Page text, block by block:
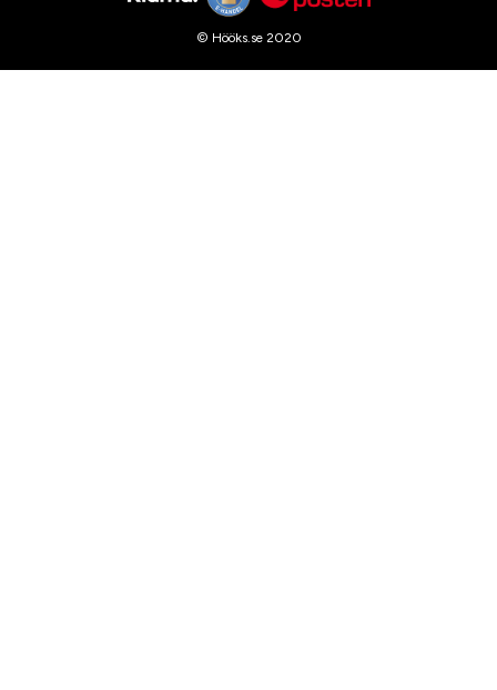
© Hööks.se 2020